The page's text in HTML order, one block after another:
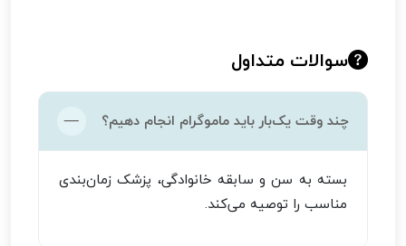
سوالات متداول
چند وقت یک‌بار باید ماموگرام انجام دهیم؟
بسته به سن و سابقه خانوادگی، پزشک زمان‌بندی
مناسب را توصیه می‌کند.